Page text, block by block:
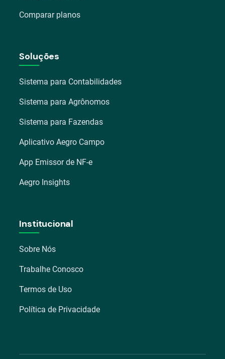
Comparar planos
Soluções
Sistema para Contabilidades
Sistema para Agrônomos
Sistema para Fazendas
Aplicativo Aegro Campo
App Emissor de NF-e
Aegro Insights
Institucional
Sobre Nós
Trabalhe Conosco
Termos de Uso
Política de Privacidade